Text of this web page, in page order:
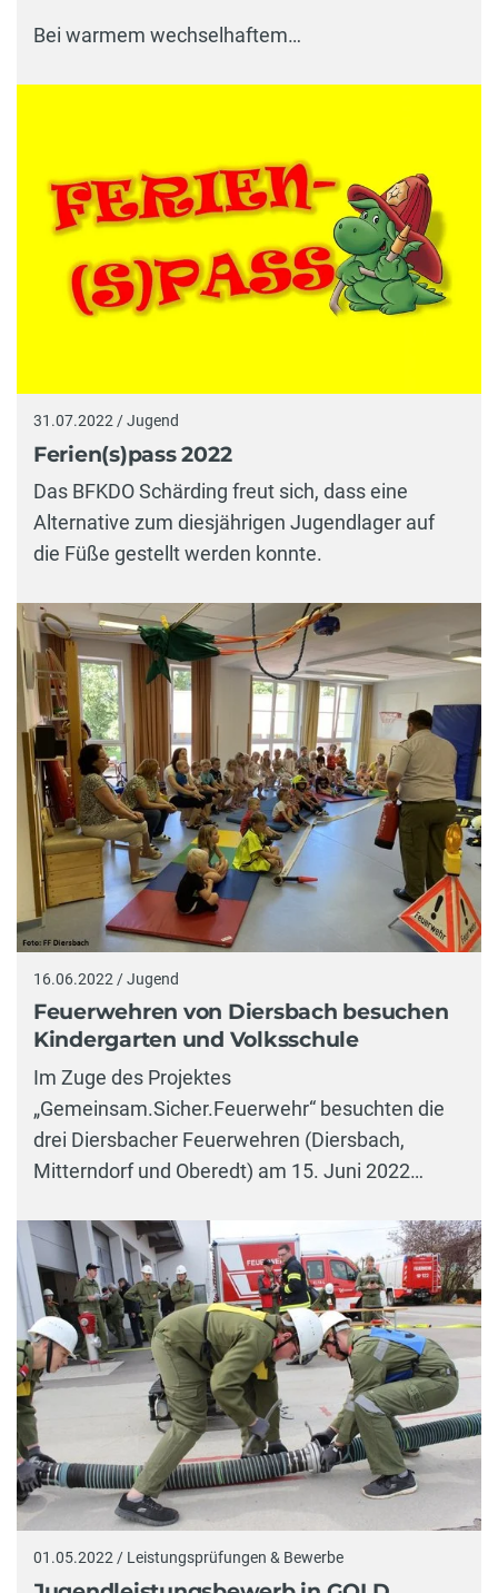
Bei warmem wechselhaftem…
31.07.2022 / Jugend
Ferien(s)pass 2022
Das BFKDO Schärding freut sich, dass eine
Alternative zum diesjährigen Jugendlager auf
die Füße gestellt werden konnte.
16.06.2022 / Jugend
Feuerwehren von Diersbach besuchen
Kindergarten und Volksschule
Im Zuge des Projektes
„Gemeinsam.Sicher.Feuerwehr“ besuchten die
drei Diersbacher Feuerwehren (Diersbach,
Mitterndorf und Oberedt) am 15. Juni 2022…
01.05.2022 / Leistungsprüfungen & Bewerbe